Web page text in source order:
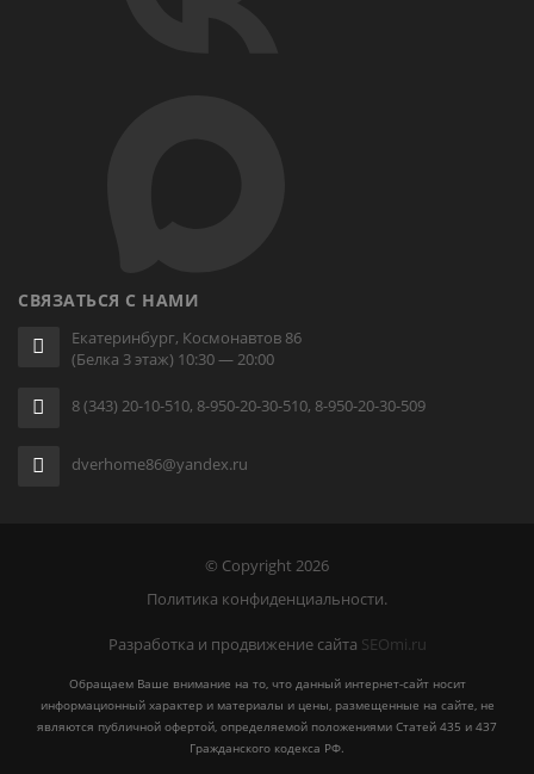
СВЯЗАТЬСЯ С НАМИ
Екатеринбург, Космонавтов 86
(Белка 3 этаж) 10:30 — 20:00
8 (343) 20-10-510, 8-950-20-30-510, 8-950-20-30-509
dverhome86@yandex.ru
© Copyright 2026
Политика конфиденциальности.
Разработка и продвижение сайта SEOmi.ru
Обращаем Ваше внимание на то, что данный интернет-сайт носит
информационный характер и материалы и цены, размещенные на сайте, не
являются публичной офертой, определяемой положениями Статей 435 и 437
Гражданского кодекса РФ.